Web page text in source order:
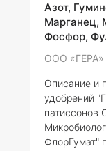
содержащее
гуминовые
Азот,
Марганец,
Фосфор,
ООО «ГЕРА»
Описание и
удобрений
патиссонов
ФлорГумат"